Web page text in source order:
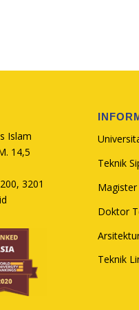
Islam
14,5
3201
Teknik
Magister
Doktor
Teknik